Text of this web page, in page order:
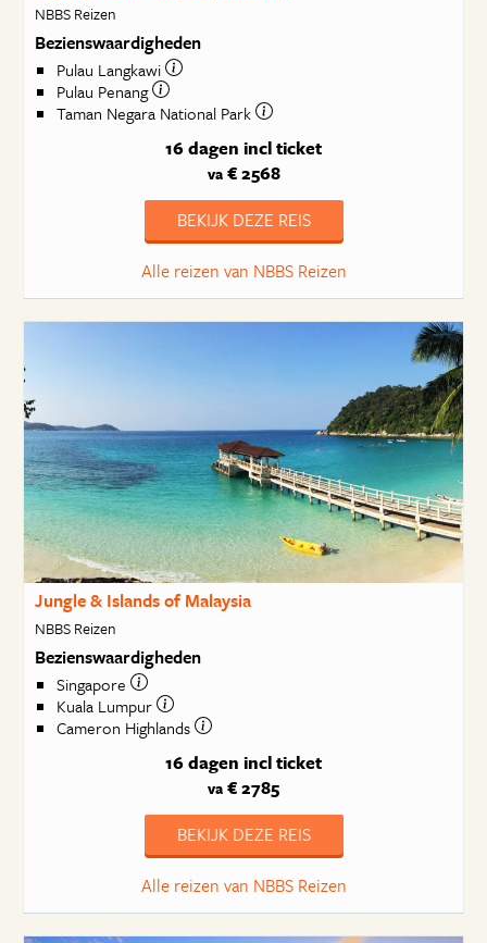
NBBS Reizen
Bezienswaardigheden
Pulau Langkawi
Pulau Penang
Taman Negara National Park
16 dagen incl ticket
va€ 2568
BEKIJK DEZE REIS
Alle reizen van NBBS Reizen
Jungle & Islands of Malaysia
NBBS Reizen
Bezienswaardigheden
Singapore
Kuala Lumpur
Cameron Highlands
16 dagen incl ticket
va € 2785
BEKIJK DEZE REIS
Alle reizen van NBBS Reizen